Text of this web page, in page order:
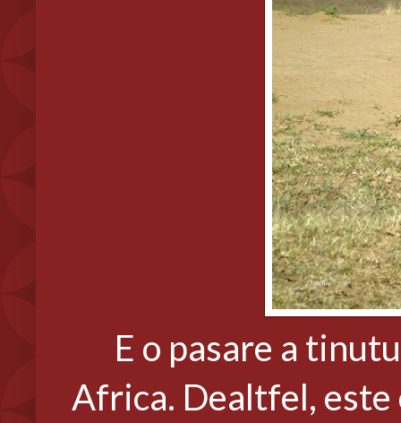
E o pasare a
Africa. Dealtfel,